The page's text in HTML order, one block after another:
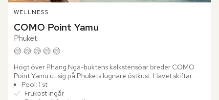
WELLNESS
COMO Point Yamu
Phuket
Högt över Phang Nga-buktens kalkstensöar breder COMO
Point Yamu ut sig på Phukets lugnare östkust. Havet skiftar
mellan turkos och silverblått medan de gröna öarna reser sig
ur...
Pool: 1 st
Frukost ingår